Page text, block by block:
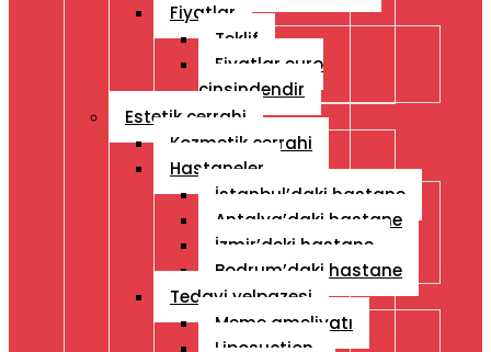
Fiyatlar
Teklif
Fiyatlar euro
cinsindendir
Estetik cerrahi
Kozmetik cerrahi
Hastaneler
İstanbul’daki hastane
Antalya’daki hastane
İzmir’deki hastane
Bodrum’daki hastane
Tedavi yelpazesi
Meme ameliyatı